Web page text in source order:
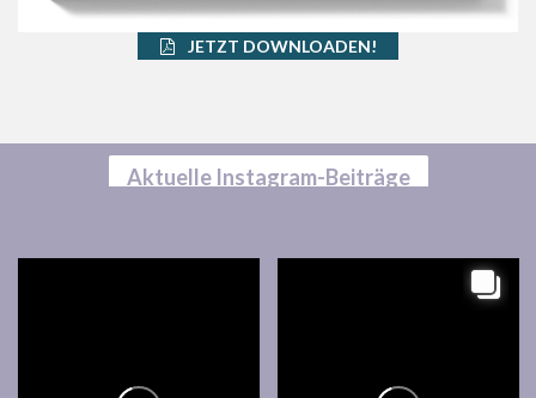
JETZT DOWNLOADEN!
Aktuelle Instagram-Beiträge